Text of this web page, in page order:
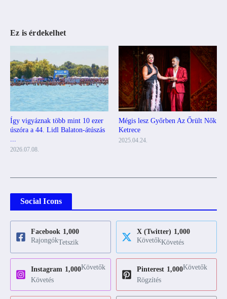
Ez is érdekelhet
Így vigyáznak több mint 10 ezer
úszóra a 44. Lidl Balaton-átúszás
...
2026.07.08.
Mégis lesz Győrben Az Őrült Nők
Ketrece
2025.04.24.
Social Icons
Facebook 1,000
RajongókTetszik
X (Twitter) 1,000
KövetőkKövetés
Instagram 1,000Követők
Követés
Pinterest 1,000Követők
Rögzítés